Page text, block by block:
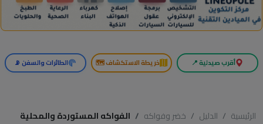
أقرب صيدلية 📍 خريطة الاستكشاف 🗺️ الطائرات والسفن 📡
الرئيسية الدليل خضر وفواكه الفواكه المستوردة والمحلية